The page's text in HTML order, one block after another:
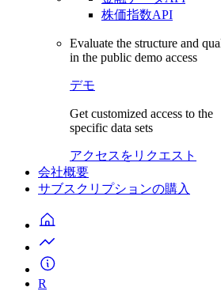
株価指数API
Evaluate the structure and
in the public demo access
デモ
Get customized access to the
specific data sets
アクセスをリクエスト
会社概要
サブスクリプションの購入
R